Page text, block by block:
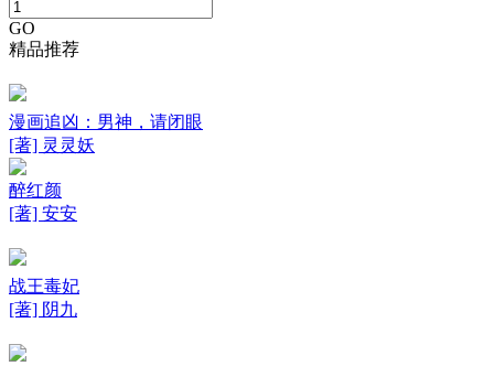
GO
精品推荐
漫画追凶：男神，请闭眼
[著] 灵灵妖
醉红颜
[著] 安安
战王毒妃
[著] 阴九